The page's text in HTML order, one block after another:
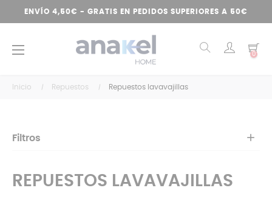
ENVÍO 4,50€ - GRATIS EN PEDIDOS SUPERIORES A 50€
Navegación
☰ 0
Inicio Repuestos Repuestos lavavajillas
Filtros
REPUESTOS LAVAVAJILLAS